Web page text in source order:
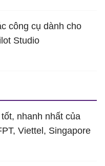
công cụ dành cho
Studio
nhanh nhất của
Viettel, Singapore